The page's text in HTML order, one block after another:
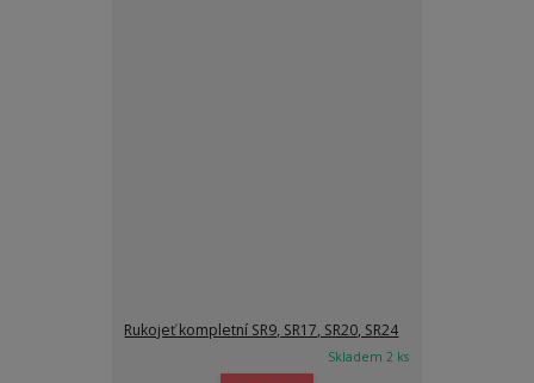
Rukojeť kompletní SR9, SR17, SR20, SR24
Skladem 2 ks